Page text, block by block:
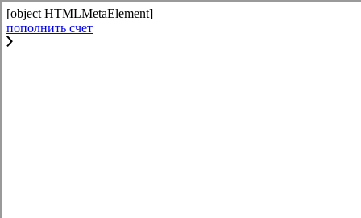
[object HTMLMetaElement]
пополнить счет